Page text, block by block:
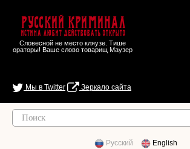
Русский Криминал
Истина любит действовать открыто
Словесной не место кляузе. Тише
ораторы! Ваше слово товарищ Маузер
Мы в Twitter Зеркало сайта
Русский English